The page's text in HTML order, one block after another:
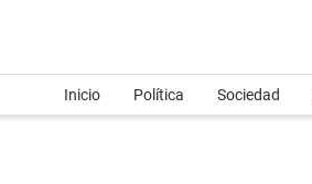
Inicio Política Sociedad